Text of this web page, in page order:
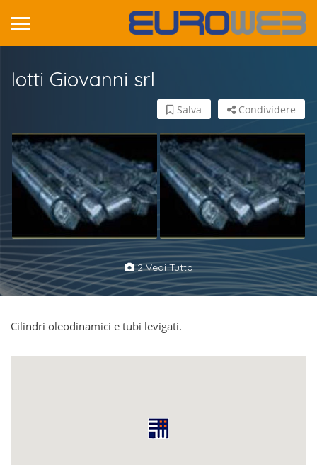
Iotti Giovanni srl
Condividere
Salva
2 Vedi Tutto
Cilindri oleodinamici e tubi levigati.